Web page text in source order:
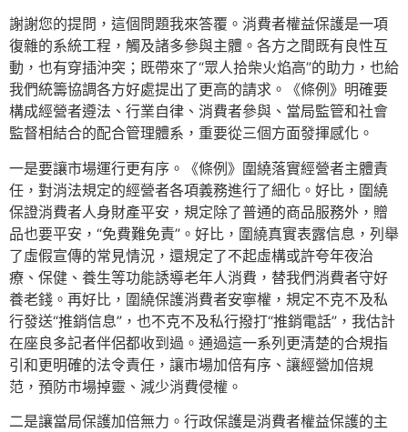
謝謝您的提問，這個問題我來答覆。消費者權益保護是一項
復雜的系統工程，觸及諸多參與主體。各方之間既有良性互
動，也有穿插沖突；既帶來了“眾人拾柴火焰高”的助力，也給
我們統籌協調各方好處提出了更高的請求。《條例》明確要
構成經營者遵法、行業自律、消費者參與、當局監管和社會
監督相結合的配合管理體系，重要從三個方面發揮感化。
一是要讓市場運行更有序。《條例》圍繞落實經營者主體責
任，對消法規定的經營者各項義務進行了細化。好比，圍繞
保證消費者人身財產平安，規定除了普通的商品服務外，贈
品也要平安，“免費難免責”。好比，圍繞真實表露信息，列舉
了虛假宣傳的常見情況，還規定了不起虛構或許夸年夜治
療、保健、養生等功能誘導老年人消費，替我們消費者守好
養老錢。再好比，圍繞保護消費者安寧權，規定不克不及私
行發送“推銷信息”，也不克不及私行撥打“推銷電話”，我估計
在座良多記者伴侶都收到過。通過這一系列更清楚的合規指
引和更明確的法令責任，讓市場加倍有序、讓經營加倍規
范，預防市場掉靈、減少消費侵權。
二是讓當局保護加倍無力。行政保護是消費者權益保護的主